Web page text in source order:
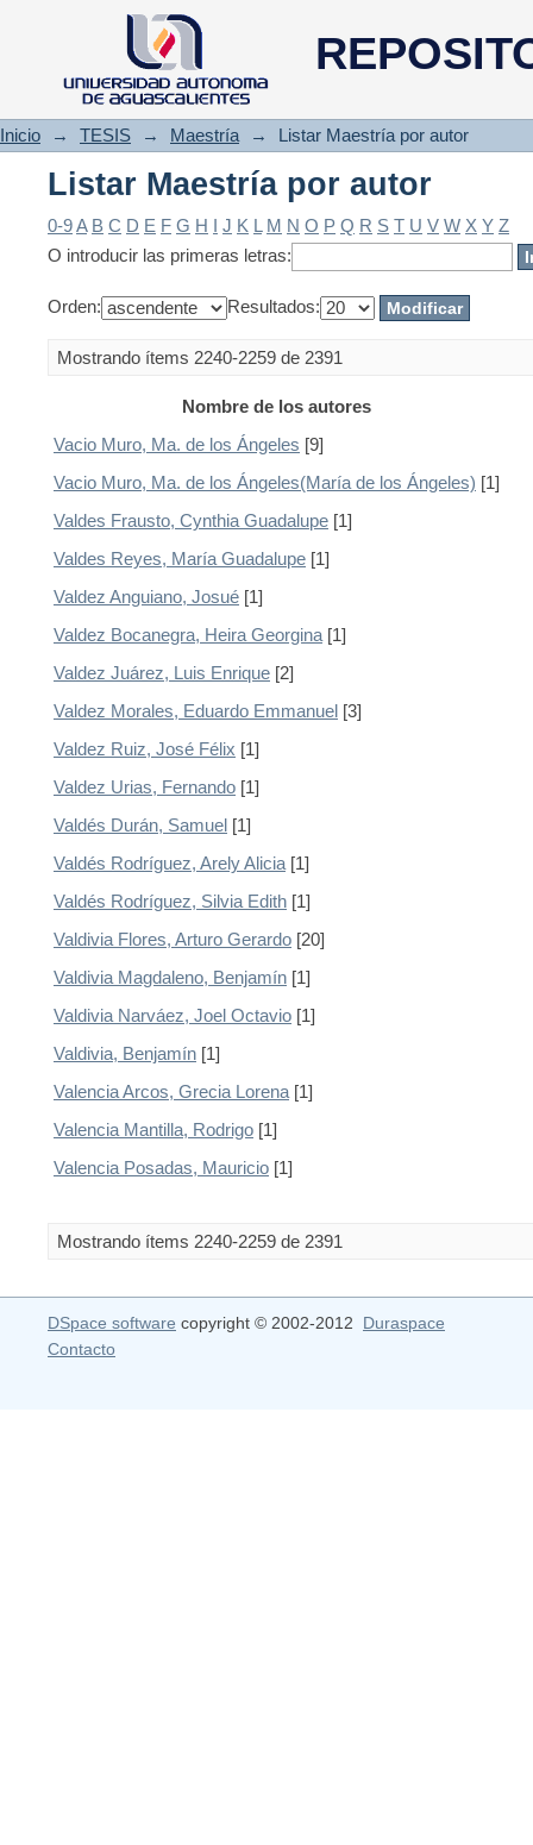
Listar Maestría por autor
Inicio → TESIS → Maestría → Listar Maestría por autor
Listar Maestría por autor
0-9A B C D E F G H I J K L M N O P Q R S T U V W X Y Z
O introducir las primeras letras:
Orden: Resultados:
Mostrando ítems 2240-2259 de 2391
Nombre de los autores
Vacio Muro, Ma. de los Ángeles [9]
Vacio Muro, Ma. de los Ángeles(María de los Ángeles) [1]
Valdes Frausto, Cynthia Guadalupe [1]
Valdes Reyes, María Guadalupe [1]
Valdez Anguiano, Josué [1]
Valdez Bocanegra, Heira Georgina [1]
Valdez Juárez, Luis Enrique [2]
Valdez Morales, Eduardo Emmanuel [3]
Valdez Ruiz, José Félix [1]
Valdez Urias, Fernando [1]
Valdés Durán, Samuel [1]
Valdés Rodríguez, Arely Alicia [1]
Valdés Rodríguez, Silvia Edith [1]
Valdivia Flores, Arturo Gerardo [20]
Valdivia Magdaleno, Benjamín [1]
Valdivia Narváez, Joel Octavio [1]
Valdivia, Benjamín [1]
Valencia Arcos, Grecia Lorena [1]
Valencia Mantilla, Rodrigo [1]
Valencia Posadas, Mauricio [1]
Mostrando ítems 2240-2259 de 2391
DSpace software copyright © 2002-2012 Duraspace
Contacto